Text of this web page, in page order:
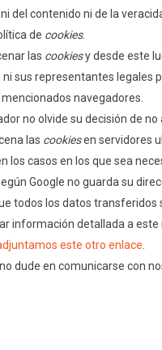
del contenido ni de la
de cookies.
las cookiesy desde este
sus representantes legales
navegadores.
no olvide su decisión de no
las cookiesen servidores
casos en los que sea
Google no guarda su
todos los datos transferidos
información detallada a
este otro enlace
dude en comunicarse con